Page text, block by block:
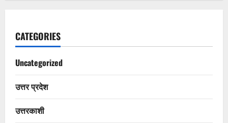
CATEGORIES
Uncategorized
उत्तर प्रदेश
उत्तरकाशी